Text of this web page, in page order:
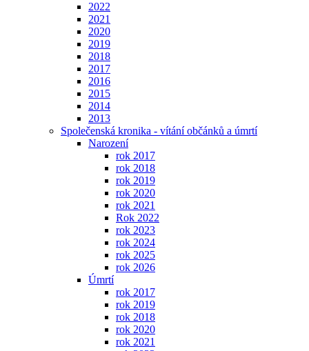
2022
2021
2020
2019
2018
2017
2016
2015
2014
2013
Společenská kronika - vítání občánků a úmrtí
Narození
rok 2017
rok 2018
rok 2019
rok 2020
rok 2021
Rok 2022
rok 2023
rok 2024
rok 2025
rok 2026
Úmrtí
rok 2017
rok 2019
rok 2018
rok 2020
rok 2021